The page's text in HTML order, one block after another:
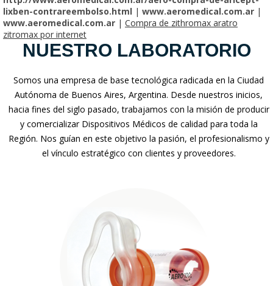
lixben-contrareembolso.html | www.aeromedical.com.ar |
www.aeromedical.com.ar | Compra de zithromax aratro
zitromax por internet
NUESTRO LABORATORIO
Somos una empresa de base tecnológica radicada en la Ciudad
Autónoma de Buenos Aires, Argentina. Desde nuestros inicios,
hacia fines del siglo pasado, trabajamos con la misión de producir
y comercializar Dispositivos Médicos de calidad para toda la
Región. Nos guían en este objetivo la pasión, el profesionalismo y
el vínculo estratégico con clientes y proveedores.